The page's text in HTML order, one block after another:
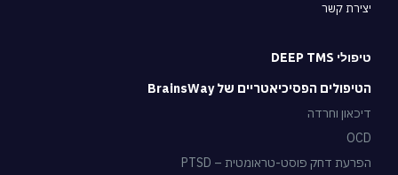
יצירת קשר
טיפולי DEEP TMS
הטיפולים הפסיכיאטריים של BrainsWay
דיכאון וחרדה
OCD
הפרעת דחק פוסט-טראומטית – PTSD